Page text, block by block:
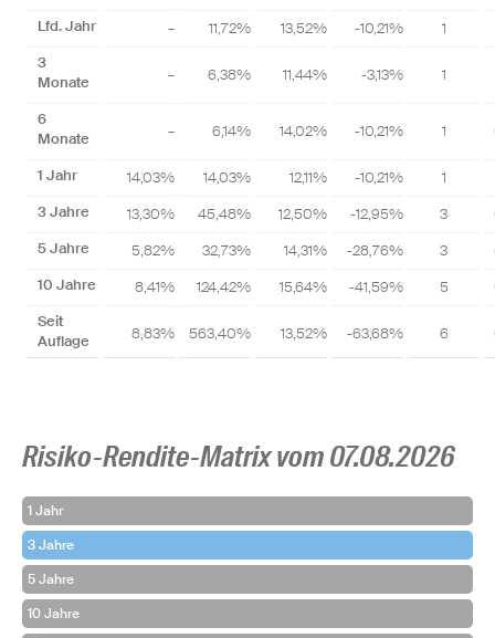
Lfd. Jahr – 11,72% 13,52% -10,21%
1
3
Monate
– 6,38% 11,44% -3,13% 1
6
Monate
– 6,14% 14,02% -10,21% 1
1 Jahr 14,03% 14,03% 12,11% -10,21%
1
3 Jahre
13,30% 45,48% 12,50% -12,95% 3
5 Jahre
5,82% 32,73% 14,31% -28,76% 3
10 Jahre
8,41% 124,42% 15,64% -41,59% 5
Seit
Auflage
8,83% 563,40% 13,52% -63,68% 6
Risiko-Rendite-Matrix vom 07.08.2026
1 Jahr
3 Jahre
5 Jahre
10 Jahre